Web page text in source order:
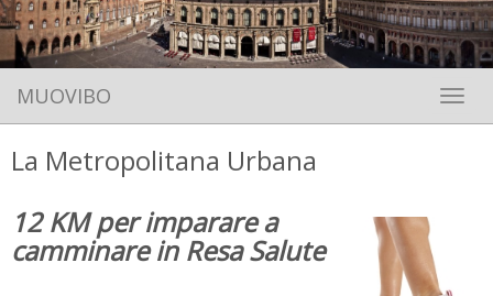
MUOVIBO
La Metropolitana Urbana
12 KM per imparare a
camminare in Resa Salute